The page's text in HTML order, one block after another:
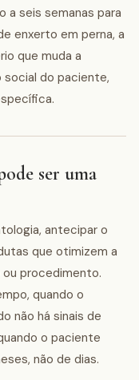
a seis semanas para
enxerto em perna, a
que muda a
do paciente,
ser uma
antecipar o
que otimizem a
procedimento.
quando o
não há sinais de
o paciente
não de dias.